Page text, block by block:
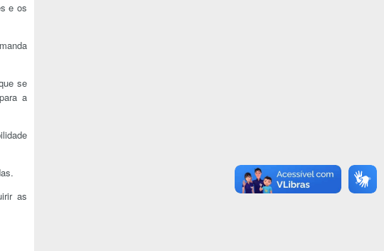
e os
se
a
as